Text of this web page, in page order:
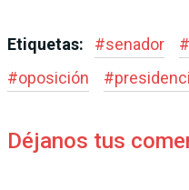
Etiquetas: #senador #
#oposición #
Déjanos tus